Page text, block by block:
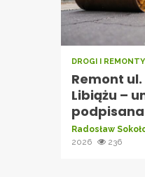
DROGI I REMONTY
Remont
Libiążu –
Radosław
2026
236